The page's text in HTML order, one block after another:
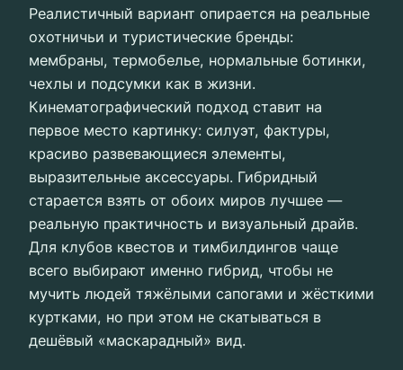
Реалистичный вариант опирается на реальные
охотничьи и туристические бренды:
мембраны, термобелье, нормальные ботинки,
чехлы и подсумки как в жизни.
Кинематографический подход ставит на
первое место картинку: силуэт, фактуры,
красиво развевающиеся элементы,
выразительные аксессуары. Гибридный
старается взять от обоих миров лучшее —
реальную практичность и визуальный драйв.
Для клубов квестов и тимбилдингов чаще
всего выбирают именно гибрид, чтобы не
мучить людей тяжёлыми сапогами и жёсткими
куртками, но при этом не скатываться в
дешёвый «маскарадный» вид.